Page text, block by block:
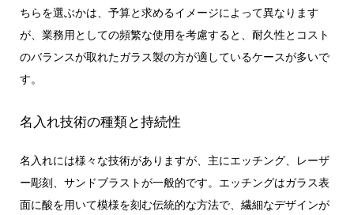
ちらを選ぶかは、予算と求めるイメージによって異なります
が、業務用としての頻繁な使用を考慮すると、耐久性とコスト
のバランスが取れたガラス製の方が適しているケースが多いで
す。
名入れ技術の種類と持続性
名入れには様々な技術がありますが、主にエッチング、レーザ
ー彫刻、サンドブラストが一般的です。エッチングはガラス表
面に酸を用いて模様を刻む伝統的な方法で、繊細なデザインが